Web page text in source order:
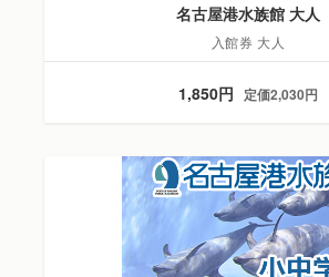
名古屋港水族館 大人
入館券 大人
1,850円 定価2,030円